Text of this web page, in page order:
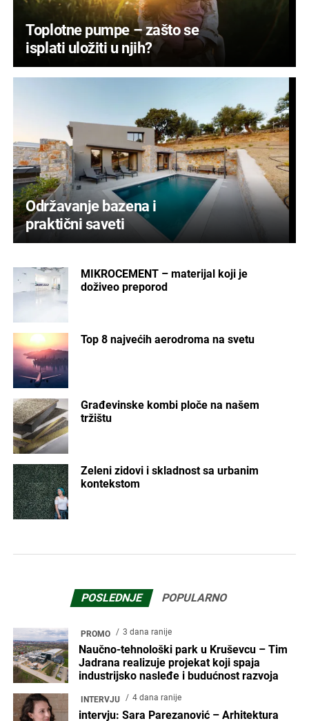
Toplotne pumpe – zašto se
isplati uložiti u njih?
Održavanje bazena i
praktični saveti
MIKROCEMENT – materijal koji je
doživeo preporod
Top 8 najvećih aerodroma na svetu
Građevinske kombi ploče na našem
tržištu
Zeleni zidovi i skladnost sa urbanim
kontekstom
POSLEDNJE POPULARNO
PROMO 3 dana ranije
Naučno-tehnološki park u Kruševcu – Tim
Jadrana realizuje projekat koji spaja
industrijsko nasleđe i budućnost razvoja
INTERVJU 4 dana ranije
intervju: Sara Parezanović – Arhitektura